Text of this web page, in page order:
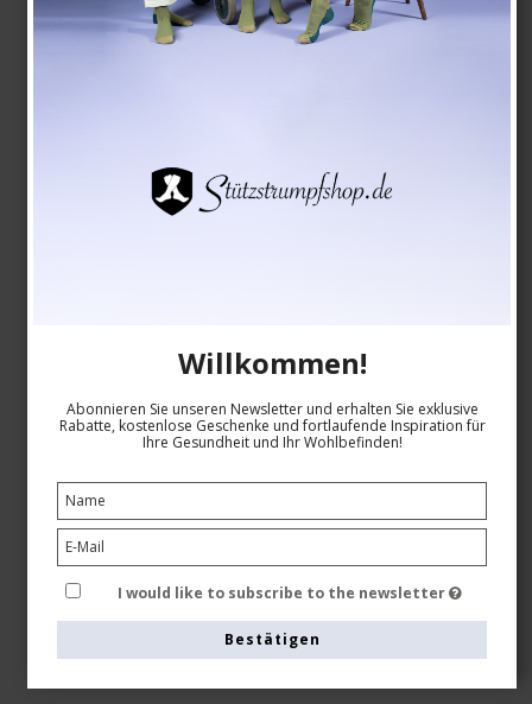
Willkommen!
Abonnieren Sie unseren Newsletter und erhalten Sie exklusive
Rabatte, kostenlose Geschenke und fortlaufende Inspiration für
Ihre Gesundheit und Ihr Wohlbefinden!
I would like to subscribe to the newsletter
Bestätigen